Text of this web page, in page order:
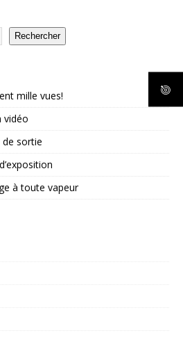
Rechercher
mille vues!
vidéo
de sortie
à toute vapeur